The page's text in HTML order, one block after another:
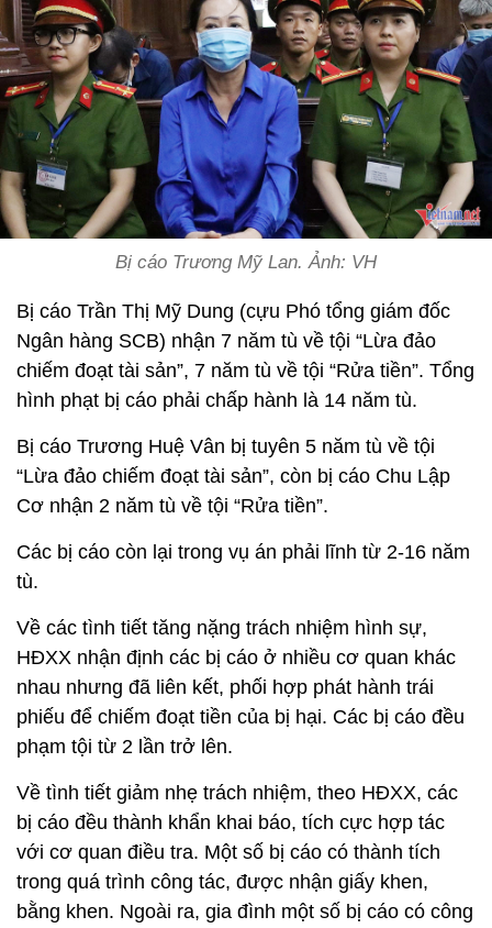
Bị cáo Trương Mỹ Lan. Ảnh: VH
Bị cáo Trần Thị Mỹ Dung (cựu Phó tổng giám đốc
Ngân hàng SCB) nhận 7 năm tù về tội “Lừa đảo
chiếm đoạt tài sản”, 7 năm tù về tội “Rửa tiền”. Tổng
hình phạt bị cáo phải chấp hành là 14 năm tù.
Bị cáo Trương Huệ Vân bị tuyên 5 năm tù về tội
“Lừa đảo chiếm đoạt tài sản”, còn bị cáo Chu Lập
Cơ nhận 2 năm tù về tội “Rửa tiền”.
Các bị cáo còn lại trong vụ án phải lĩnh từ 2-16 năm
tù.
Về các tình tiết tăng nặng trách nhiệm hình sự,
HĐXX nhận định các bị cáo ở nhiều cơ quan khác
nhau nhưng đã liên kết, phối hợp phát hành trái
phiếu để chiếm đoạt tiền của bị hại. Các bị cáo đều
phạm tội từ 2 lần trở lên.
Về tình tiết giảm nhẹ trách nhiệm, theo HĐXX, các
bị cáo đều thành khẩn khai báo, tích cực hợp tác
với cơ quan điều tra. Một số bị cáo có thành tích
trong quá trình công tác, được nhận giấy khen,
bằng khen. Ngoài ra, gia đình một số bị cáo có công